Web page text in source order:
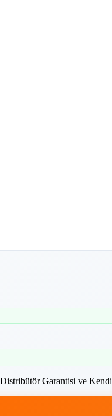
Garantisi ve